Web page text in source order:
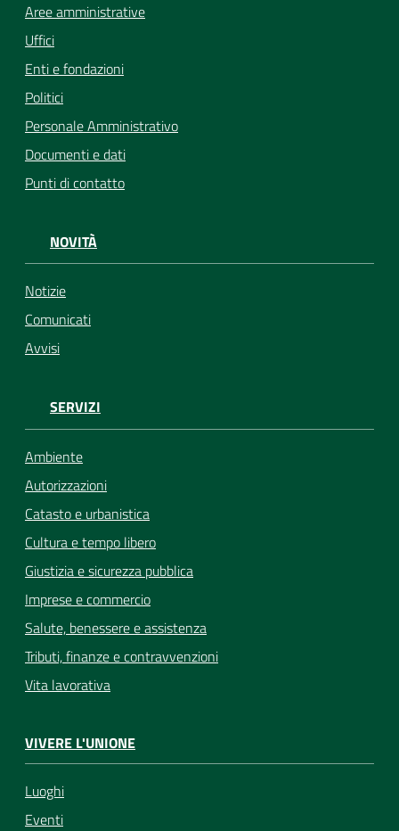
Aree amministrative
Uffici
Enti e fondazioni
Politici
Personale Amministrativo
Documenti e dati
Punti di contatto
NOVITÀ
Notizie
Comunicati
Avvisi
SERVIZI
Ambiente
Autorizzazioni
Catasto e urbanistica
Cultura e tempo libero
Giustizia e sicurezza pubblica
Imprese e commercio
Salute, benessere e assistenza
Tributi, finanze e contravvenzioni
Vita lavorativa
VIVERE L'UNIONE
Luoghi
Eventi